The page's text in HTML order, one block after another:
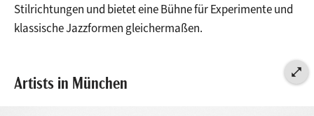
Stilrichtungen und bietet eine Bühne für Experimente und
klassische Jazzformen gleichermaßen.
open_in_full
Artists in München